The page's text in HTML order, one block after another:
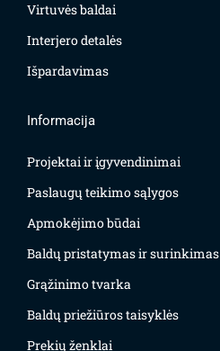
Virtuvės baldai
Interjero detalės
Išpardavimas
Informacija
Projektai ir įgyvendinimai
Paslaugų teikimo sąlygos
Apmokėjimo būdai
Baldų pristatymas ir surinkimas
Grąžinimo tvarka
Baldų priežiūros taisyklės
Prekių ženklai